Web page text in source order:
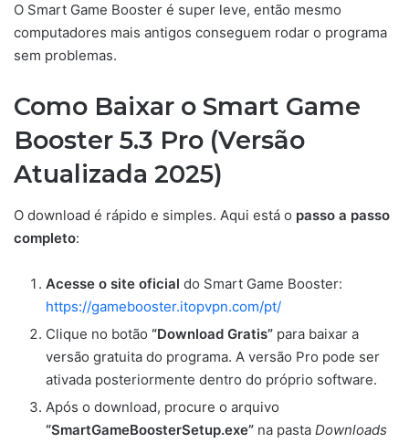
O Smart Game Booster é super leve, então mesmo
computadores mais antigos conseguem rodar o programa
sem problemas.
Como Baixar o Smart Game
Booster 5.3 Pro (Versão
Atualizada 2025)
O download é rápido e simples. Aqui está o passo a passo
completo:
Acesse o site oficial do Smart Game Booster:
https://gamebooster.itopvpn.com/pt/
Clique no botão “Download Gratis” para baixar a
versão gratuita do programa. A versão Pro pode ser
ativada posteriormente dentro do próprio software.
Após o download, procure o arquivo
“SmartGameBoosterSetup.exe” na pasta Downloads